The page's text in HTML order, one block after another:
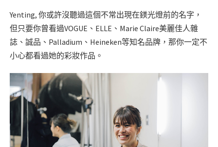
Yenting, 你或許沒聽過這個不常出現在鎂光燈前的名字，
但只要你曾看過VOGUE、ELLE、Marie Claire美麗佳人雜
誌、誠品、Palladium、Heineken等知名品牌，那你一定不
小心都看過她的彩妝作品。